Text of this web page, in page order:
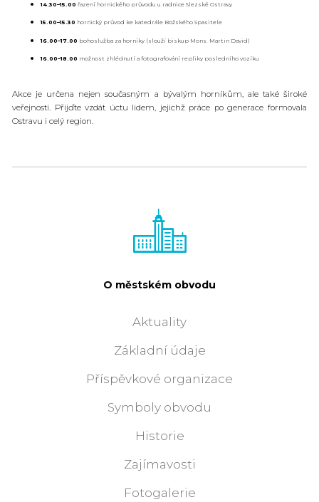
14.30–15.00 řazení hornického průvodu u radnice Slezské Ostravy
15.00–15.30 hornický průvod ke katedrále Božského Spasitele
16.00–17.00 bohoslužba za horníky (slouží biskup Mons. Martin David)
16.00–18.00 možnost zhlédnutí a fotografování repliky posledního vozíku
Akce je určena nejen současným a bývalým horníkům, ale také široké
veřejnosti. Přijďte vzdát úctu lidem, jejichž práce po generace formovala
Ostravu i celý region.
O městském obvodu
Aktuality
Základní údaje
Příspěvkové organizace
Symboly obvodu
Historie
Zajímavosti
Fotogalerie